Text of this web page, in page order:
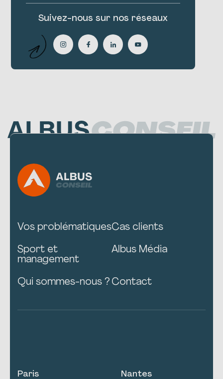
Suivez-nous sur nos réseaux
Vos problématiquesCas clients
Sport et
management
Albus Média
Qui sommes-nous ? Contact
Paris Nantes